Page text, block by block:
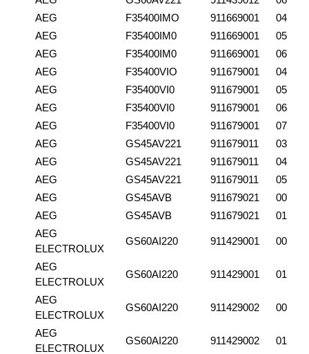
AEG
F35400IMO 911669001
04
AEG
F35400IM0 911669001
05
AEG
F35400IM0 911669001
06
AEG
F35400VIO 911679001
04
AEG
F35400VI0 911679001
05
AEG
F35400VI0 911679001
06
AEG
F35400VI0 911679001
07
AEG
GS45AV221 911679011
03
AEG
GS45AV221 911679011
04
AEG
GS45AV221 911679011
05
AEG
GS45AVB 911679021
00
AEG
GS45AVB 911679021
01
AEG
ELECTROLUX
GS60AI220 911429001 00
AEG
ELECTROLUX
GS60AI220 911429001 01
AEG
ELECTROLUX
GS60AI220 911429002 00
AEG
ELECTROLUX
GS60AI220 911429002 01